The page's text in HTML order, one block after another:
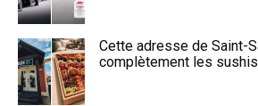
Cette adresse de Saint-
complètement les